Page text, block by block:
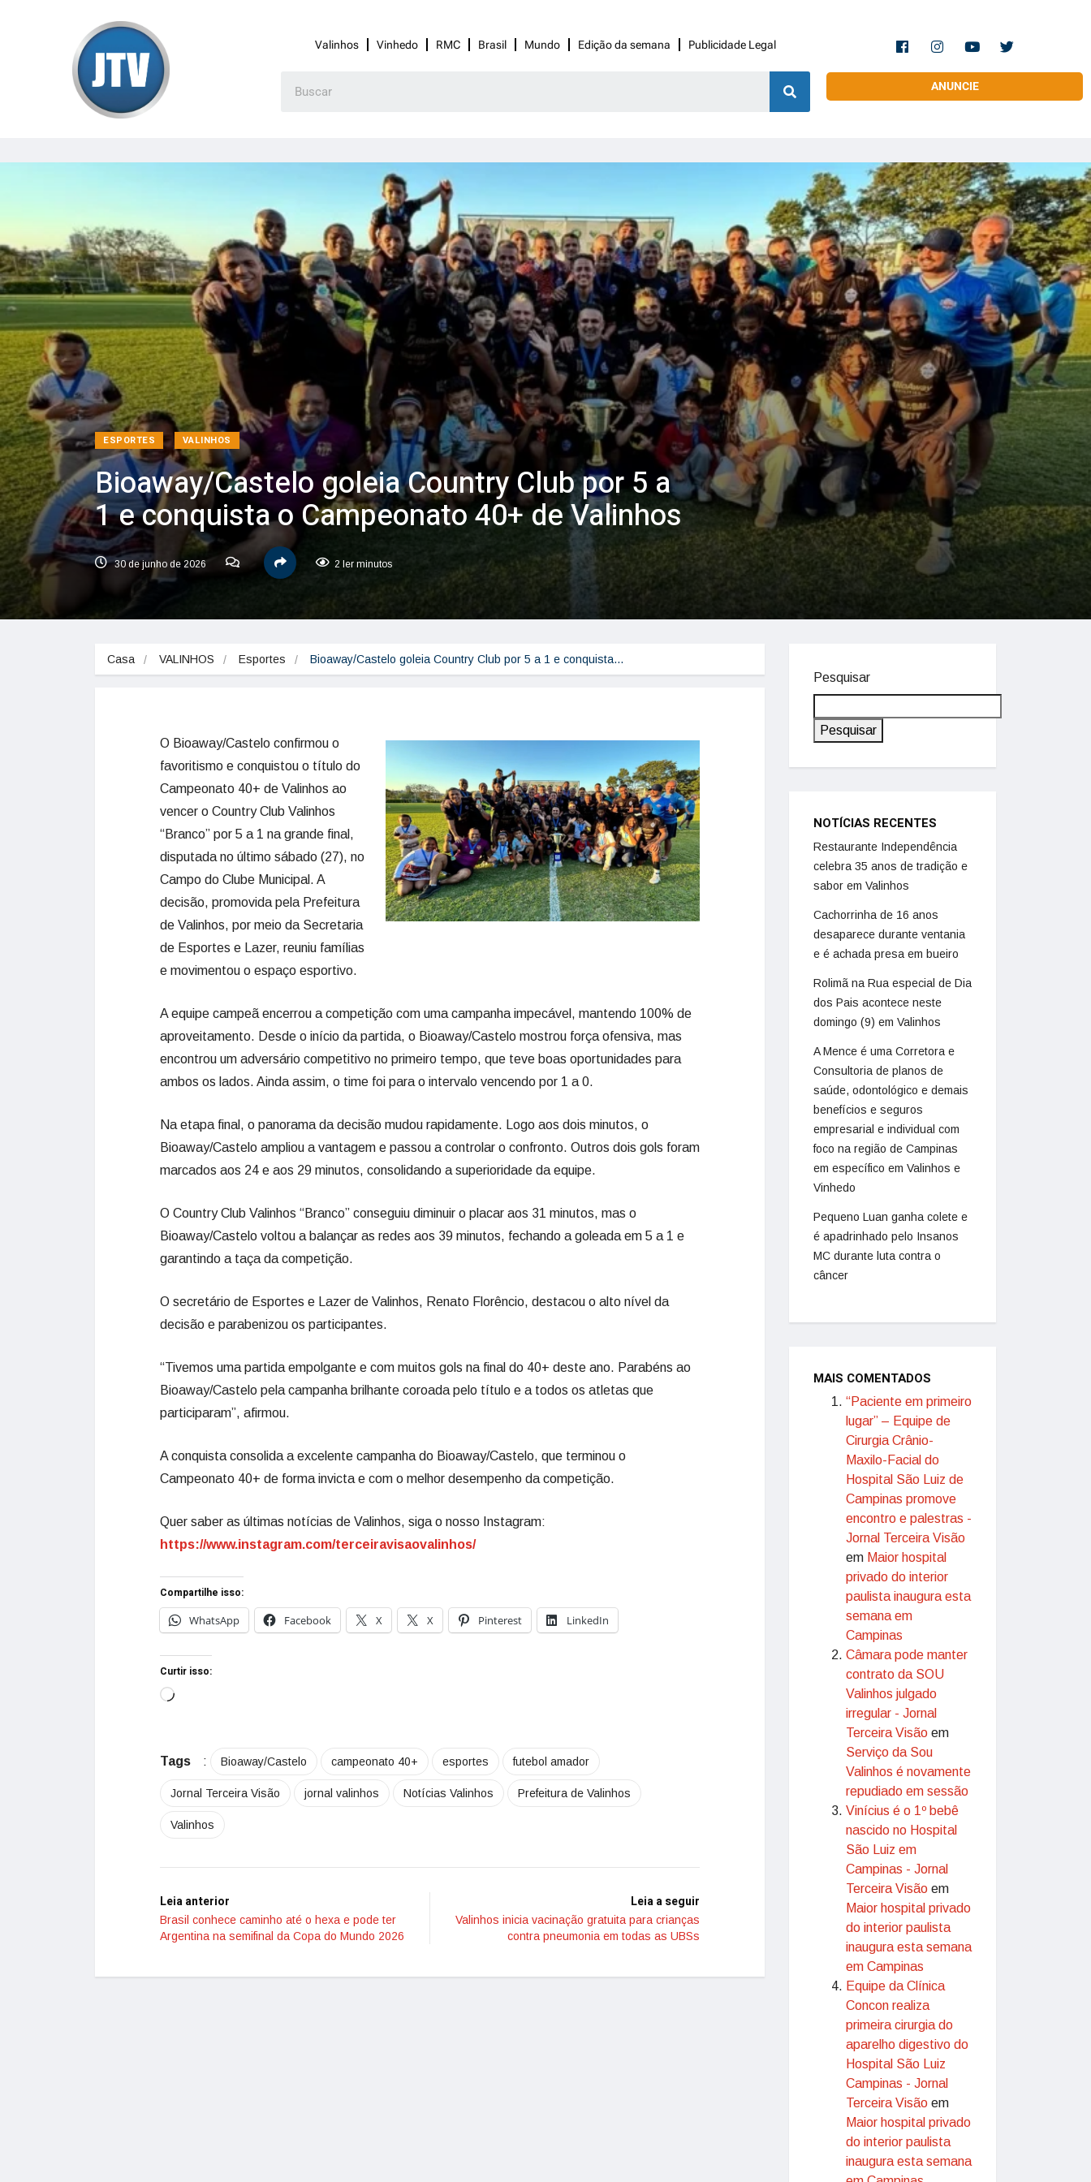
Valinhos Vinhedo RMC Brasil Mundo Edição da semana Publicidade Legal
ANUNCIE
ESPORTES VALINHOS
Bioaway/Castelo goleia Country Club por 5 a
1 e conquista o Campeonato 40+ de Valinhos
30 de junho de 2026 2 ler minutos
Casa VALINHOS Esportes Bioaway/Castelo goleia Country Club por 5 a 1 e conquista…
O Bioaway/Castelo confirmou o
favoritismo e conquistou o título do
Campeonato 40+ de Valinhos ao
vencer o Country Club Valinhos
“Branco” por 5 a 1 na grande final,
disputada no último sábado (27), no
Campo do Clube Municipal. A
decisão, promovida pela Prefeitura
de Valinhos, por meio da Secretaria
de Esportes e Lazer, reuniu famílias
e movimentou o espaço esportivo.
A equipe campeã encerrou a competição com uma campanha impecável, mantendo 100% de
aproveitamento. Desde o início da partida, o Bioaway/Castelo mostrou força ofensiva, mas
encontrou um adversário competitivo no primeiro tempo, que teve boas oportunidades para
ambos os lados. Ainda assim, o time foi para o intervalo vencendo por 1 a 0.
Na etapa final, o panorama da decisão mudou rapidamente. Logo aos dois minutos, o
Bioaway/Castelo ampliou a vantagem e passou a controlar o confronto. Outros dois gols foram
marcados aos 24 e aos 29 minutos, consolidando a superioridade da equipe.
O Country Club Valinhos “Branco” conseguiu diminuir o placar aos 31 minutos, mas o
Bioaway/Castelo voltou a balançar as redes aos 39 minutos, fechando a goleada em 5 a 1 e
garantindo a taça da competição.
O secretário de Esportes e Lazer de Valinhos, Renato Florêncio, destacou o alto nível da
decisão e parabenizou os participantes.
“Tivemos uma partida empolgante e com muitos gols na final do 40+ deste ano. Parabéns ao
Bioaway/Castelo pela campanha brilhante coroada pelo título e a todos os atletas que
participaram”, afirmou.
A conquista consolida a excelente campanha do Bioaway/Castelo, que terminou o
Campeonato 40+ de forma invicta e com o melhor desempenho da competição.
Quer saber as últimas notícias de Valinhos, siga o nosso Instagram:
https://www.instagram.com/terceiravisaovalinhos/
Compartilhe isso:
WhatsApp
Facebook X X Pinterest LinkedIn
Curtir isso:
Tags : Bioaway/Castelo campeonato 40+ esportes futebol amador
Jornal Terceira Visão jornal valinhos Notícias Valinhos Prefeitura de Valinhos
Valinhos
Leia anterior
Brasil conhece caminho até o hexa e pode ter
Argentina na semifinal da Copa do Mundo 2026
Leia a seguir
Valinhos inicia vacinação gratuita para crianças
contra pneumonia em todas as UBSs
Pesquisar
Pesquisar
NOTÍCIAS RECENTES
Restaurante Independência
celebra 35 anos de tradição e
sabor em Valinhos
Cachorrinha de 16 anos
desaparece durante ventania
e é achada presa em bueiro
Rolimã na Rua especial de Dia
dos Pais acontece neste
domingo (9) em Valinhos
A Mence é uma Corretora e
Consultoria de planos de
saúde, odontológico e demais
benefícios e seguros
empresarial e individual com
foco na região de Campinas
em específico em Valinhos e
Vinhedo
Pequeno Luan ganha colete e
é apadrinhado pelo Insanos
MC durante luta contra o
câncer
MAIS COMENTADOS
“Paciente em primeiro
lugar” – Equipe de
Cirurgia Crânio-
Maxilo-Facial do
Hospital São Luiz de
Campinas promove
encontro e palestras -
Jornal Terceira Visão
em Maior hospital
privado do interior
paulista inaugura esta
semana em
Campinas
Câmara pode manter
contrato da SOU
Valinhos julgado
irregular - Jornal
Terceira Visão em
Serviço da Sou
Valinhos é novamente
repudiado em sessão
Vinícius é o 1º bebê
nascido no Hospital
São Luiz em
Campinas - Jornal
Terceira Visão em
Maior hospital privado
do interior paulista
inaugura esta semana
em Campinas
Equipe da Clínica
Concon realiza
primeira cirurgia do
aparelho digestivo do
Hospital São Luiz
Campinas - Jornal
Terceira Visão em
Maior hospital privado
do interior paulista
inaugura esta semana